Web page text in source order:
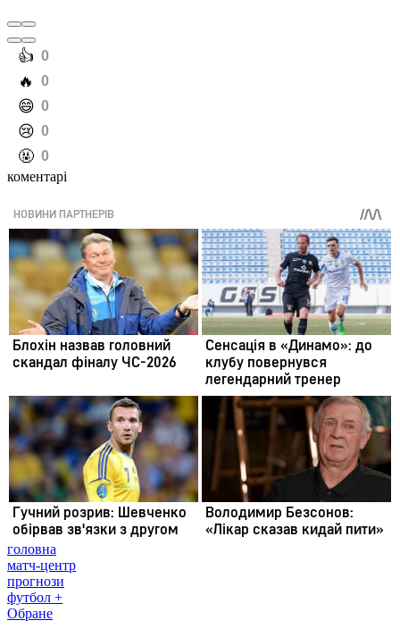
️👍 0
️🔥 0
️😄 0
️😢 0
️🤬 0
коментарі
головна
матч-центр
прогнози
футбол +
Обране